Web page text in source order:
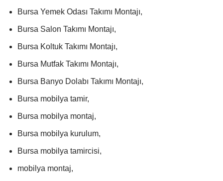
Bursa Yemek Odası Takımı Montajı,
Bursa Salon Takımı Montajı,
Bursa Koltuk Takımı Montajı,
Bursa Mutfak Takımı Montajı,
Bursa Banyo Dolabı Takımı Montajı,
Bursa mobilya tamir,
Bursa mobilya montaj,
Bursa mobilya kurulum,
Bursa mobilya tamircisi,
mobilya montaj,